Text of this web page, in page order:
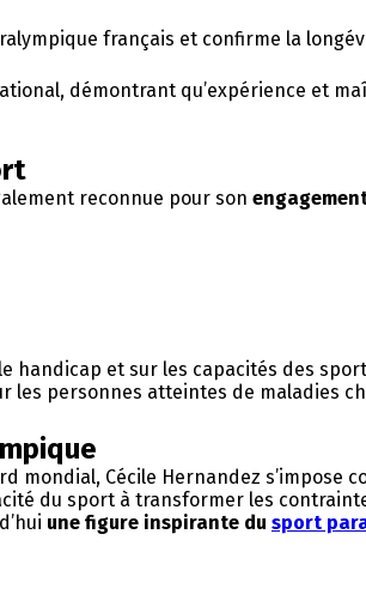
français et confirme la
démontrant qu’expérience et
reconnue pour son
handicap et sur les capacités des
les personnes atteintes de maladies
mondial, Cécile Hernandez
du sport à transformer les
une figure inspirante du sport